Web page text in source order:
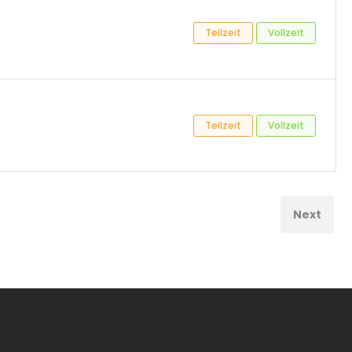
Teilzeit Vollzeit
Teilzeit Vollzeit
Next